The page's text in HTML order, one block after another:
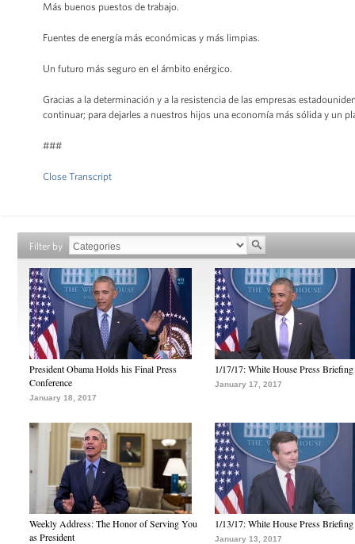
Más buenos puestos de trabajo.
Fuentes de energía más económicas y más limpias.
Un futuro más seguro en el ámbito enérgico.
Gracias a la determinación y a la resistencia de las empresas
continuar; para dejarles a nuestros hijos una economía más sólida y un
###
Close Transcript
Filter by
President Obama Holds his Final Press
Conference
January 18, 2017
1/17/17: White House Press Briefing
January 17, 2017
Weekly Address: The Honor of Serving You
as President
1/13/17: White House Press Briefing
January 13, 2017